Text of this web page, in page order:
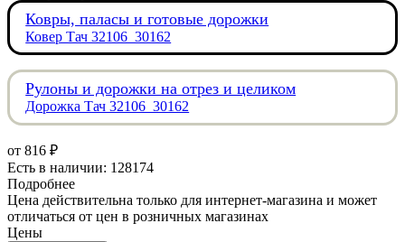
Ковры, паласы и готовые дорожки
Ковер Тач 32106_30162
Рулоны и дорожки на отрез и целиком
Дорожка Тач 32106_30162
от 816 ₽
Есть в наличии: 128174
Подробнее
Цена действительна только для интернет-магазина и может
отличаться от цен в розничных магазинах
Цены